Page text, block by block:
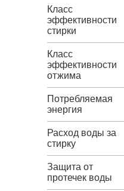
Класс
эффективности
стирки
Класс
эффективности
отжима
Потребляемая
энергия
Расход воды за
стирку
Защита от
протечек воды